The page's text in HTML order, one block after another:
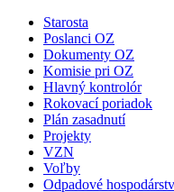
Starosta
Poslanci OZ
Dokumenty OZ
Komisie pri OZ
Hlavný kontrolór
Rokovací poriadok
Plán zasadnutí
Projekty
VZN
Voľby
Odpadové